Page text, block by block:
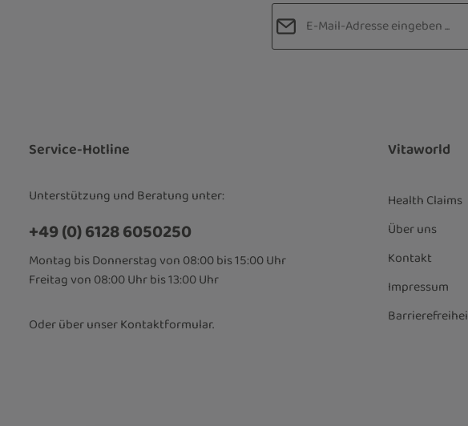
E-Mail-Adresse*
bin mit ihnen
Service-Hotline
Unterstützung und Beratung unter:
+49 (0) 6128 6050250
Montag bis Donnerstag von 08:00 bis 15:00 Uhr
Freitag von 08:00 Uhr bis 13:00 Uhr
Oder über unserKontaktformular.
Vitaworld
Health Claims
Über uns
Kontakt
Impressum